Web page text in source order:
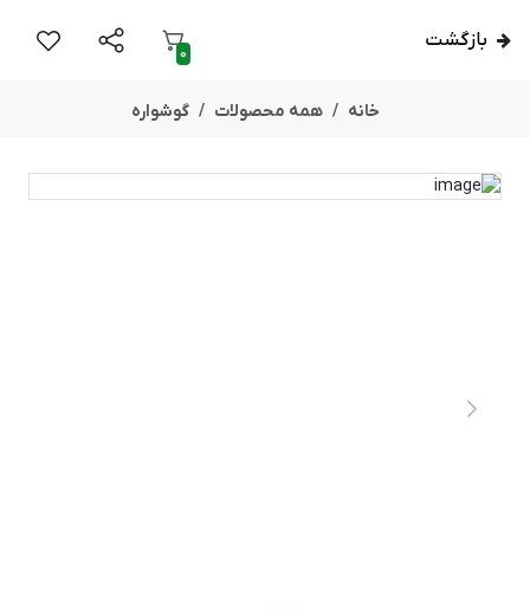
بازگشت
0
خانه همه محصولات گوشواره